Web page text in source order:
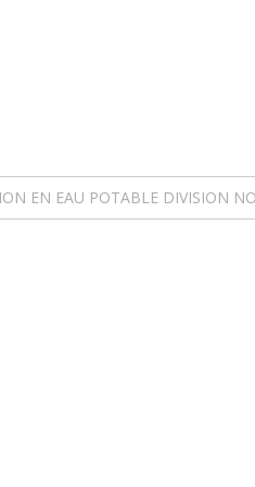
EN EAU POTABLE DIVISION